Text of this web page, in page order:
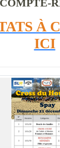
COMPTE-
À
ICI